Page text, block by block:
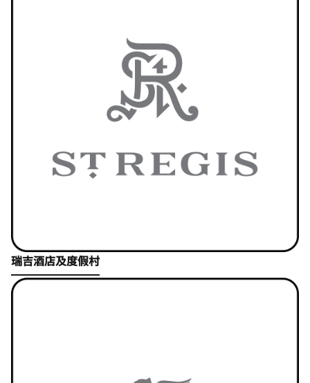
瑞吉酒店及度假村Open in New Tab